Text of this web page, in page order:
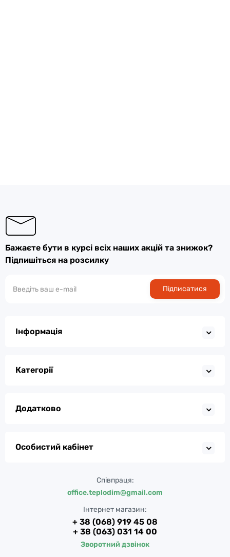
Бажаєте бути в курсі всіх наших акцій та знижок?
Підпишіться на розсилку
Підписатися
Інформація
Категорії
Додатково
Особистий кабінет
Співпраця:
office.teplodim@gmail.com
Інтернет магазин:
+ 38 (068) 919 45 08
+ 38 (063) 031 14 00
Зворотний дзвінок